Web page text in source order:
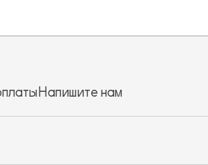
Напишите нам